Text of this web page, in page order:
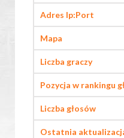
Adres Ip:Port
Mapa
Liczba graczy
Pozycja w rankingu
Liczba głosów
Ostatnia